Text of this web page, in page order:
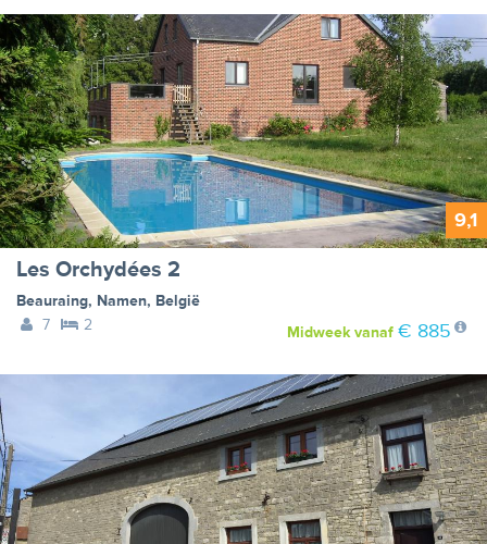
9,1
Les Orchydées 2
Beauraing, Namen, België
7
2 Midweekvanaf € 885